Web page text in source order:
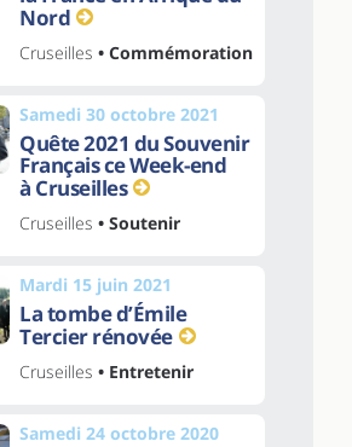
Nord
Cruseilles • Commémoration
Samedi 30 octobre 2021
Quête 2021 du Souvenir
Français ce Week-end
à Cruseilles
Cruseilles • Soutenir
Mardi 15 juin 2021
La tombe d’Émile
Tercier rénovée
Cruseilles • Entretenir
Samedi 24 octobre 2020